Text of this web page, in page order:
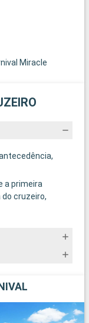
Miracle
a primeira
cruzeiro,